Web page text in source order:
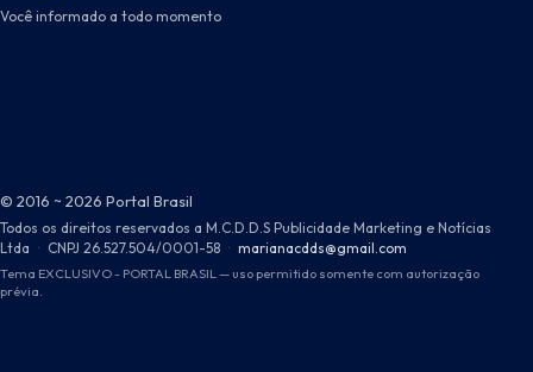
Você informado a todo momento
© 2016 ~ 2026 Portal Brasil
Todos os direitos reservados a M.C.D.D.S Publicidade Marketing e Notícias
Ltda · CNPJ 26.527.504/0001-58 · marianacdds@gmail.com
Tema EXCLUSIVO - PORTAL BRASIL — uso permitido somente com autorização
prévia.